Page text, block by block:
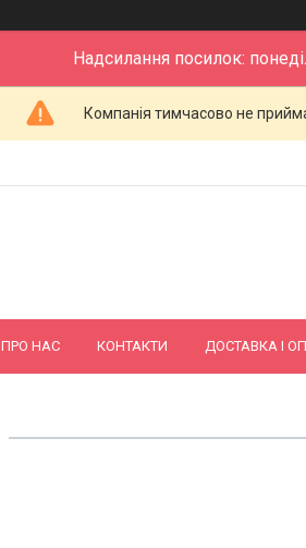
Надсилання посилок:
Компанія тимчасово не
ПРО НАС КОНТАКТИ ДОСТАВКА І